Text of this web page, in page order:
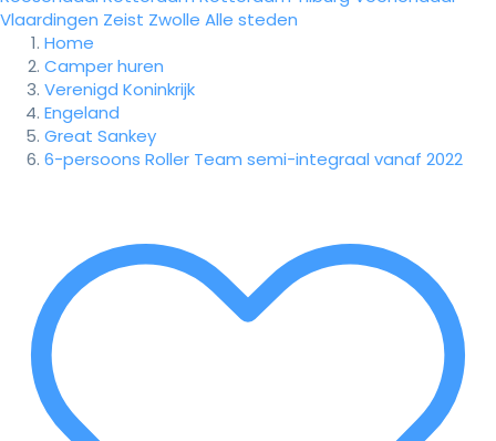
Vlaardingen Zeist Zwolle Alle steden
Home
Camper huren
Verenigd Koninkrijk
Engeland
Great Sankey
6-persoons Roller Team semi-integraal vanaf 2022